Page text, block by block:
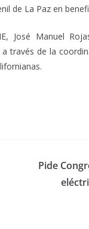
de La Paz en
José Manuel
través de la
Pide